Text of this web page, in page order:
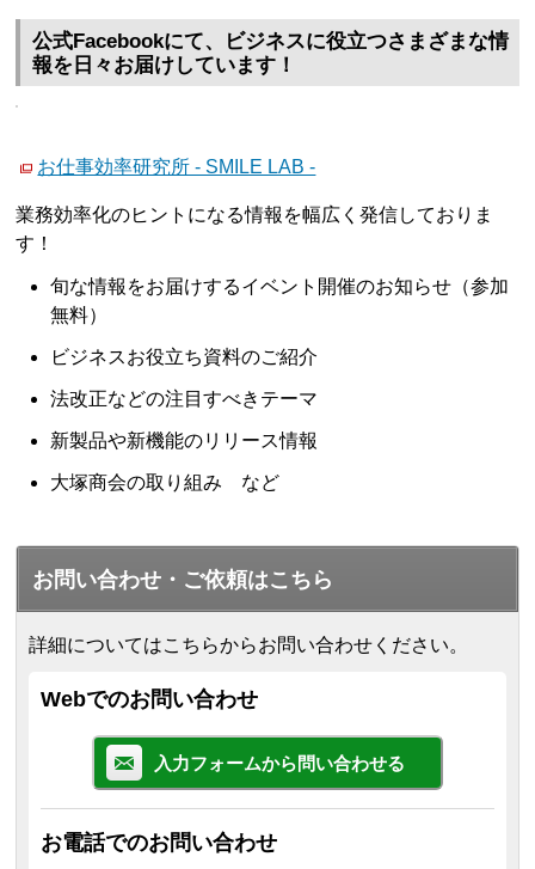
公式Facebookにて、ビジネスに役立つさまざまな情
報を日々お届けしています！
お仕事効率研究所 - SMILE LAB -
業務効率化のヒントになる情報を幅広く発信しておりま
す！
旬な情報をお届けするイベント開催のお知らせ（参加
無料）
ビジネスお役立ち資料のご紹介
法改正などの注目すべきテーマ
新製品や新機能のリリース情報
大塚商会の取り組み など
お問い合わせ・ご依頼はこちら
詳細についてはこちらからお問い合わせください。
Webでのお問い合わせ
入力フォームから問い合わせる
お電話でのお問い合わせ